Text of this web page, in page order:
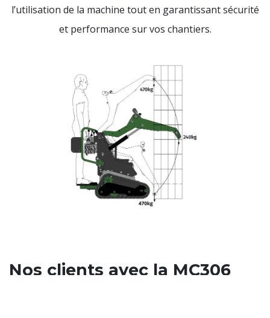
l’utilisation de la machine tout en garantissant sécurité
et performance sur vos chantiers.
Nos clients avec la MC306